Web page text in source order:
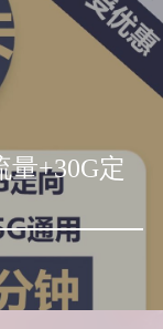
量+30G定